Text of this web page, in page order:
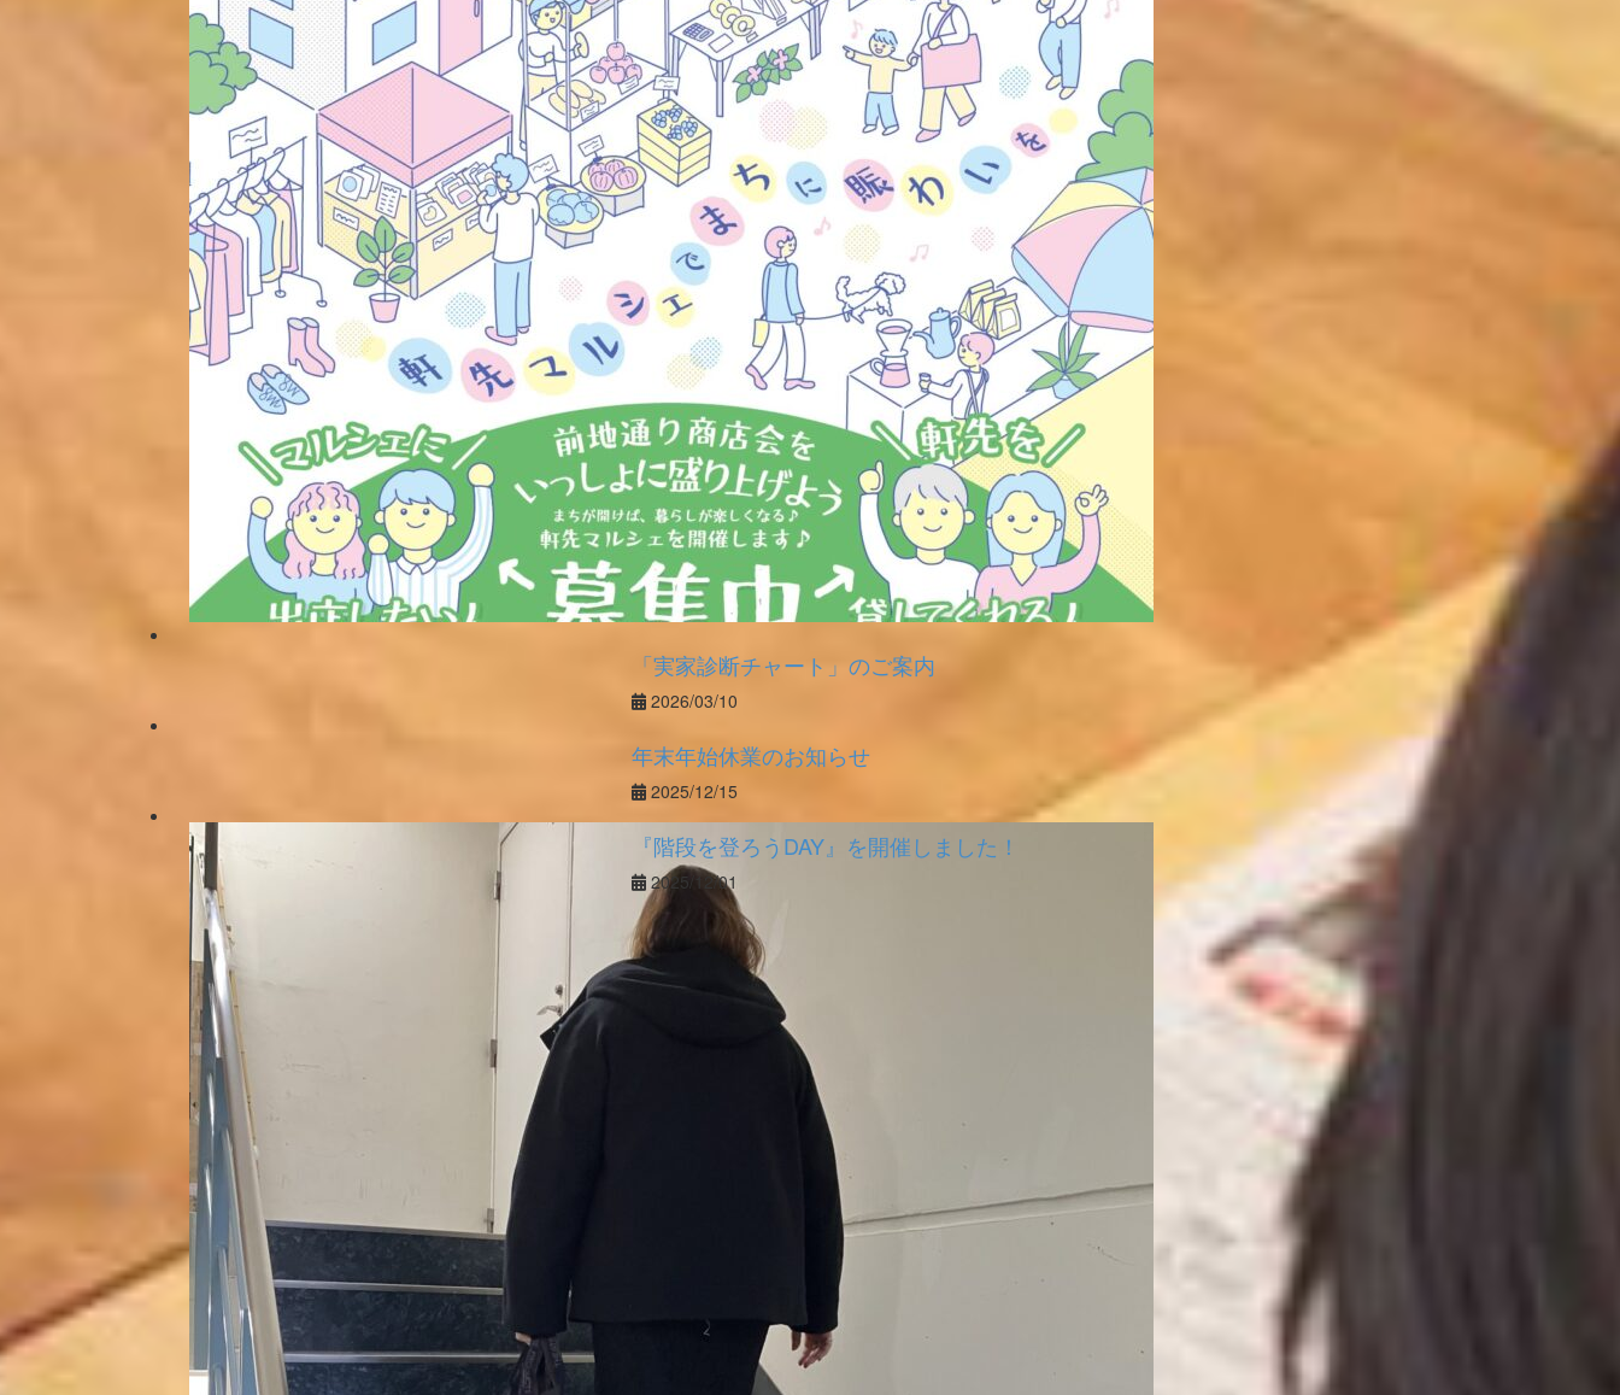
「実家診断チャート」のご案内
2026/03/10
年末年始休業のお知らせ
2025/12/15
『階段を登ろうDAY』を開催しました！
2025/12/01